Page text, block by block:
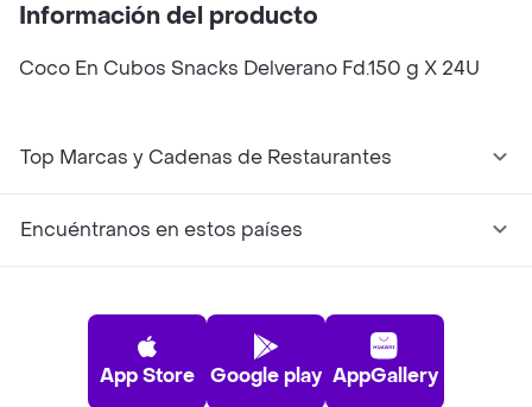
Información del producto
Coco En Cubos Snacks Delverano Fd.150 g X 24U
Top Marcas y Cadenas de Restaurantes
Encuéntranos en estos países
App Store Google play AppGallery